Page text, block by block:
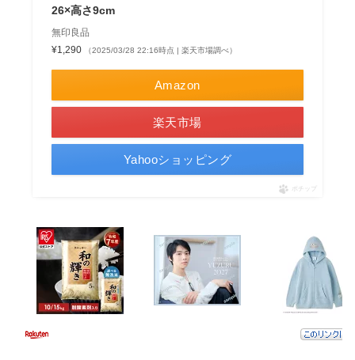
26×高さ9cm
無印良品
¥1,290
（2025/03/28 22:16時点 | 楽天市場調べ）
Amazon
楽天市場
Yahooショッピング
ポチップ